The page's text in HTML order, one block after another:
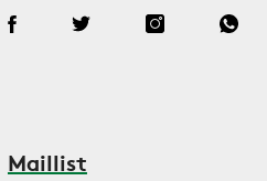
Maillist